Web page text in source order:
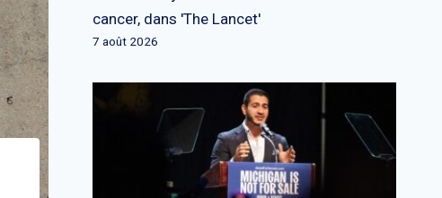
cancer, dans 'The Lancet'
7 août 2026